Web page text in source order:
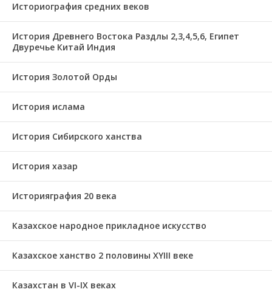
Историография средних веков
История Древнего Востока Раздлы 2,3,4,5,6, Египет
Двуречье Китай Индия
История Золотой Орды
История ислама
История Сибирского ханства
История хазар
Историяграфия 20 века
Казахское народное прикладное искусство
Казахское ханство 2 половины ХҮІІІ веке
Казахстан в VI-IX веках